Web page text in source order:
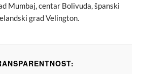
Mumbaj, centar Bolivuda, španski
grad Velington.